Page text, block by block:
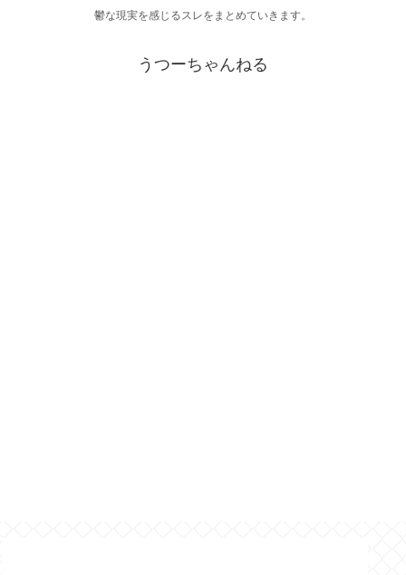
鬱な現実を感じるスレをまとめていきます。
うつーちゃんねる